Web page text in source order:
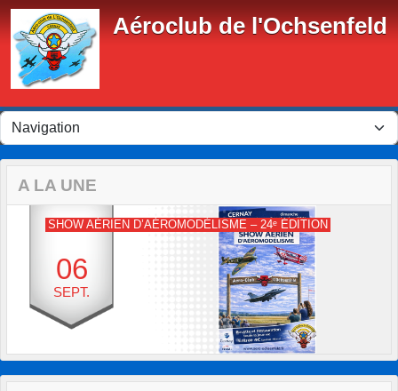
Aéroclub de l'Ochsenfeld
A LA UNE
06
SEPT.
SHOW AÉRIEN D’AÉROMODÉLISME – 24ᵉ ÉDITION
Panneau de gestion des cookies